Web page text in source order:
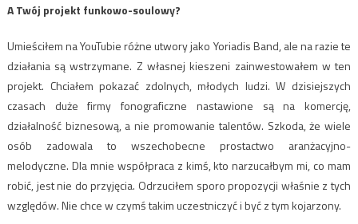
A Twój projekt funkowo-soulowy?
Umieściłem na YouTubie różne utwory jako Yoriadis Band, ale na razie te
działania są wstrzymane. Z własnej kieszeni zainwestowałem w ten
projekt. Chciałem pokazać zdolnych, młodych ludzi. W dzisiejszych
czasach duże firmy fonograficzne nastawione są na komercję,
działalność biznesową, a nie promowanie talentów. Szkoda, że wiele
osób zadowala to wszechobecne prostactwo aranżacyjno-
melodyczne. Dla mnie współpraca z kimś, kto narzucałbym mi, co mam
robić, jest nie do przyjęcia. Odrzuciłem sporo propozycji właśnie z tych
względów. Nie chce w czymś takim uczestniczyć i być z tym kojarzony.